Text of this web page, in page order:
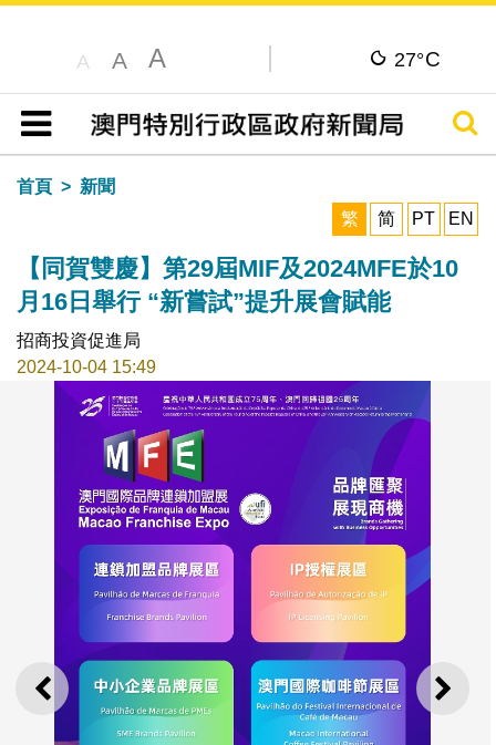
A A A 27°C
目錄
搜尋
首頁
新聞
繁
简 PT EN
【同賀雙慶】第29屆MIF及2024MFE於10
月16日舉行 “新嘗試”提升展會賦能
招商投資促進局
2024-10-04 15:49
上一則 下一